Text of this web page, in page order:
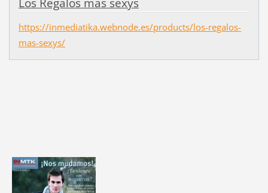
https://inmediatika.webnode.es/products/los-regalos-
mas-sexys/